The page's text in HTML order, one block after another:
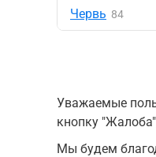
Червь 84
Уважаемые
кнопку
Мы будем